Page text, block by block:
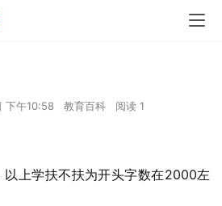
下午10:58 教育百科 阅读 1
以上学扶不扶为开头字数在2000左